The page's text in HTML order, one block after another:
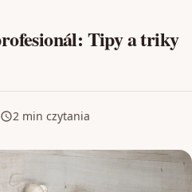
Tipy a triky
2 min czytania